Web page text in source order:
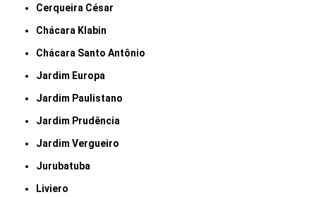
Cerqueira César
Chácara Klabin
Chácara Santo Antônio
Jardim Europa
Jardim Paulistano
Jardim Prudência
Jardim Vergueiro
Jurubatuba
Liviero